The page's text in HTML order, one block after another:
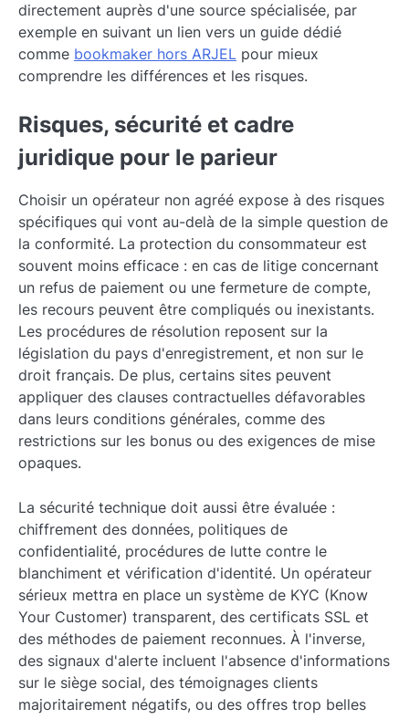
directement auprès d'une source spécialisée, par
exemple en suivant un lien vers un guide dédié
comme bookmaker hors ARJEL pour mieux
comprendre les différences et les risques.
Risques, sécurité et cadre
juridique pour le parieur
Choisir un opérateur non agréé expose à des risques
spécifiques qui vont au-delà de la simple question de
la conformité. La protection du consommateur est
souvent moins efficace : en cas de litige concernant
un refus de paiement ou une fermeture de compte,
les recours peuvent être compliqués ou inexistants.
Les procédures de résolution reposent sur la
législation du pays d'enregistrement, et non sur le
droit français. De plus, certains sites peuvent
appliquer des clauses contractuelles défavorables
dans leurs conditions générales, comme des
restrictions sur les bonus ou des exigences de mise
opaques.
La sécurité technique doit aussi être évaluée :
chiffrement des données, politiques de
confidentialité, procédures de lutte contre le
blanchiment et vérification d'identité. Un opérateur
sérieux mettra en place un système de KYC (Know
Your Customer) transparent, des certificats SSL et
des méthodes de paiement reconnues. À l'inverse,
des signaux d'alerte incluent l'absence d'informations
sur le siège social, des témoignages clients
majoritairement négatifs, ou des offres trop belles